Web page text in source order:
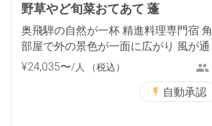
野草やど旬菜おてあて 蓬
奥飛騨の自然が一杯 精進料理専門宿 角
部屋で外の景色が一面に広がり 風が通
る癒しの和室です
¥24,035〜/人 （税込）
自動承認